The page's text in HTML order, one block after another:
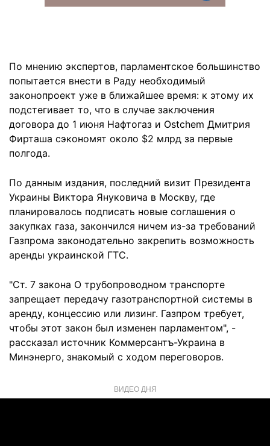
По мнению экспертов, парламентское большинство
попытается внести в Раду необходимый
законопроект уже в ближайшее время: к этому их
подстегивает то, что в случае заключения
договора до 1 июня Нафтогаз и Ostchem Дмитрия
Фирташа сэкономят около $2 млрд за первые
полгода.
По данным издания, последний визит Президента
Украины Виктора Януковича в Москву, где
планировалось подписать новые соглашения о
закупках газа, закончился ничем из-за требований
Газпрома законодательно закрепить возможность
аренды украинской ГТС.
"Ст. 7 закона О трубопроводном транспорте
запрещает передачу газотранспортной системы в
аренду, концессию или лизинг. Газпром требует,
чтобы этот закон был изменен парламентом", -
рассказал источник Коммерсантъ-Украина в
Минэнерго, знакомый с ходом переговоров.
ВИДЕО ДНЯ